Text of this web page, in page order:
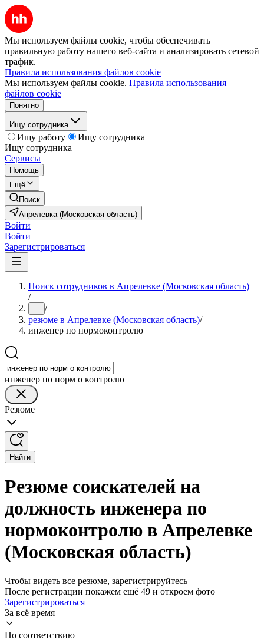
Мы используем файлы cookie, чтобы обеспечивать
правильную работу нашего веб-сайта и анализировать сетевой
трафик.
Правила использования файлов cookie
Мы используем файлы cookie. Правила использования
файлов cookie
Понятно
Ищу сотрудника
Ищу работу
Ищу сотрудника
Ищу сотрудника
Сервисы
Помощь
Ещё
Поиск
Апрелевка (Московская область)
Войти
Войти
Зарегистрироваться
Поиск сотрудников в Апрелевке (Московская область)
/
... /
резюме в Апрелевке (Московская область)/
инженер по нормоконтролю
инженер по норм о контролю
Резюме
Найти
Резюме соискателей на
должность инженера по
нормоконтролю в Апрелевке
(Московская область)
Чтобы видеть все резюме, зарегистрируйтесь
После регистрации покажем ещё 49 и откроем фото
Зарегистрироваться
За всё время
По соответствию